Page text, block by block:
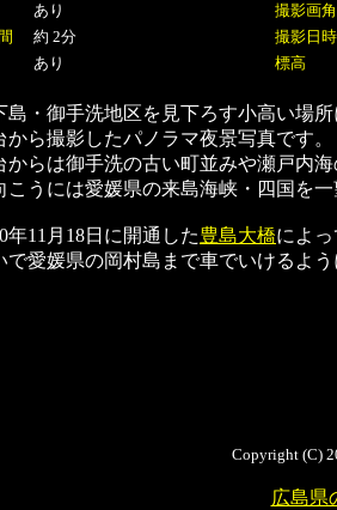
あり
撮影画角
約 2分
撮影日時
あり 標高
島・御手洗地区を見下ろす小高い場
から撮影したパノラマ夜景写真です。
からは御手洗の古い町並みや瀬戸内
こうには愛媛県の来島海峡・四国を
年11月18日に開通した豊島大橋によ
で愛媛県の岡村島まで車でいけるよ
Copyright (C)
広島県